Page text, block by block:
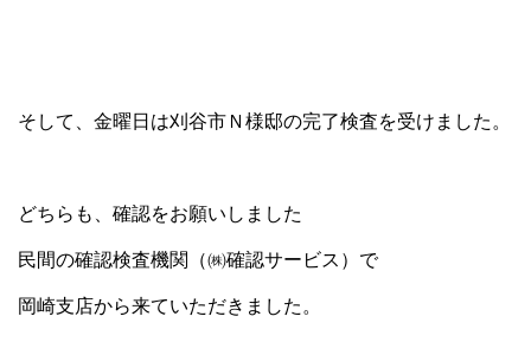
そして、金曜日は刈谷市Ｎ様邸の完了検査を受けました。
どちらも、確認をお願いしました
民間の確認検査機関（㈱確認サービス）で
岡崎支店から来ていただきました。